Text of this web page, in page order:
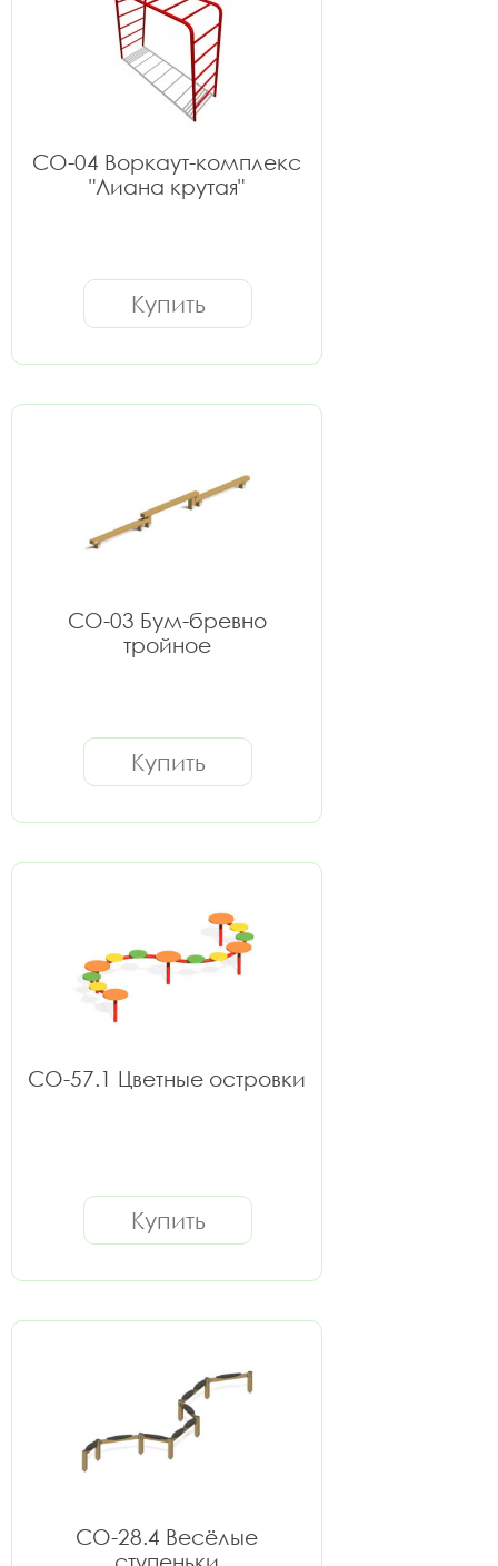
СО-04 Воркаут-комплекс
"Лиана крутая"
Купить
СО-03 Бум-бревно
тройное
Купить
СО-57.1 Цветные островки
Купить
СО-28.4 Весёлые